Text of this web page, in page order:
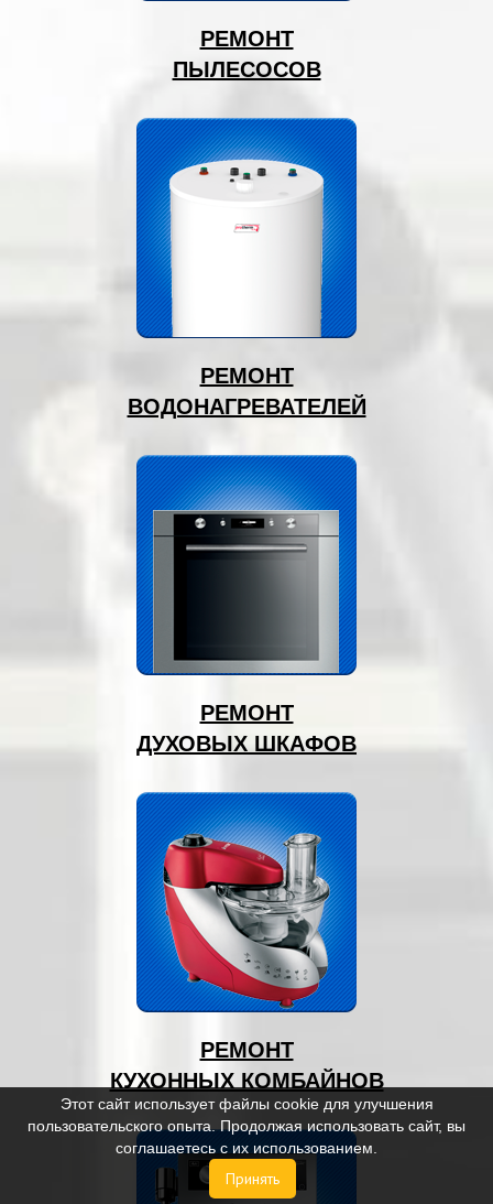
РЕМОНТ
ПЫЛЕСОСОВ
РЕМОНТ
ВОДОНАГРЕВАТЕЛЕЙ
РЕМОНТ
ДУХОВЫХ ШКАФОВ
РЕМОНТ
КУХОННЫХ КОМБАЙНОВ
Этот сайт использует файлы cookie для улучшения
пользовательского опыта. Продолжая использовать сайт, вы
соглашаетесь с их использованием.
Принять